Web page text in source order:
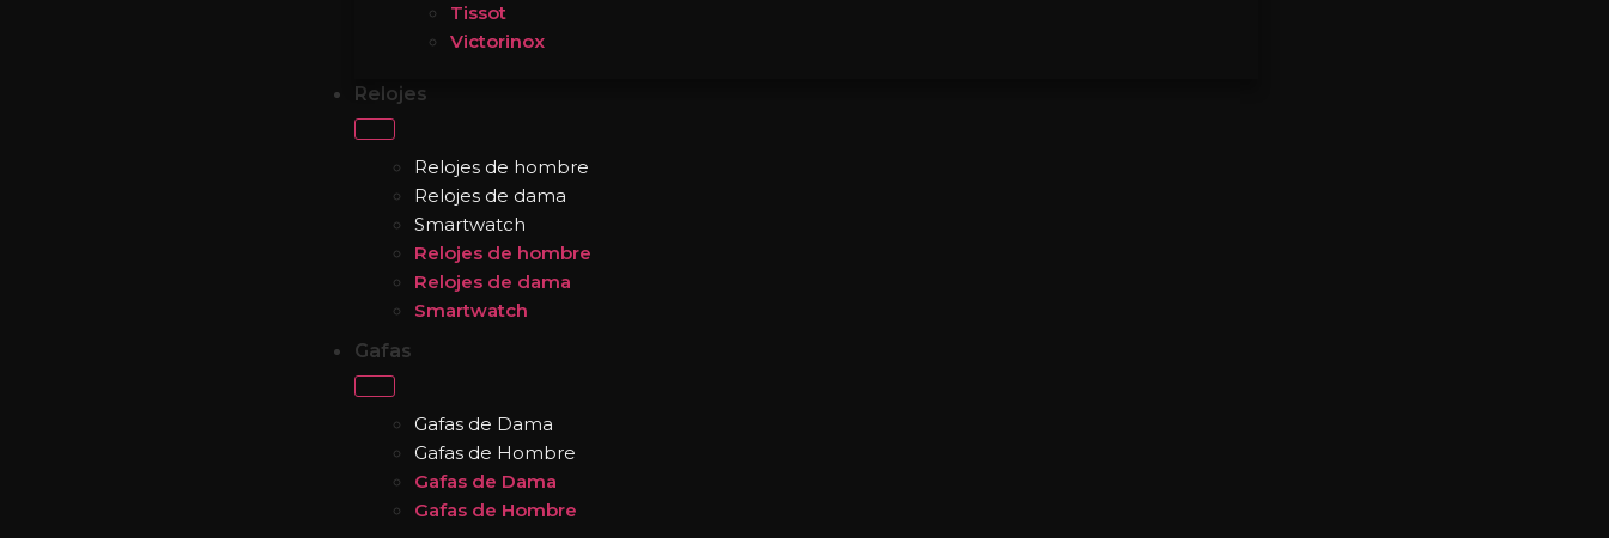
Tissot
Victorinox
Relojes
Relojes de hombre
Relojes de dama
Smartwatch
Relojes de hombre
Relojes de dama
Smartwatch
Gafas
Gafas de Dama
Gafas de Hombre
Gafas de Dama
Gafas de Hombre